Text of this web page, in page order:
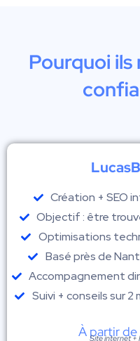
Pourquoi
Création + SEO
Objectif : être
Optimisations
Basé près de
Accompagnement
Suivi + conseils sur 2
À partir de
Site internet +